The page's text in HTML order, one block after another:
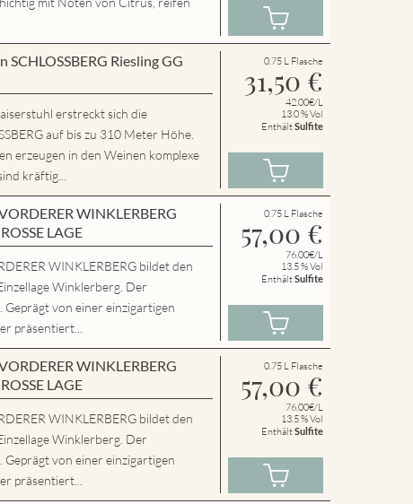
Riesling GG
erstreckt sich die
auf bis zu 310 Meter Höhe.
erzeugen in den Weinen komplexe
kräftig...
0.75 L Flasche
31,50 €
42.00€/L
13.0 % Vol
EnthältSulfite
WINKLERBERG
LAGE
WINKLERBERG bildet den
Winklerberg. Der
von einer einzigartigen
präsentiert...
0.75 L Flasche
57,00 €
76.00€/L
13.5 % Vol
EnthältSulfite
WINKLERBERG
LAGE
WINKLERBERG bildet den
Winklerberg. Der
von einer einzigartigen
präsentiert...
0.75 L Flasche
57,00 €
76.00€/L
13.5 % Vol
EnthältSulfite